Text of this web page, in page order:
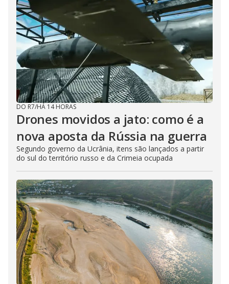
DO R7/HÁ 14 HORAS
Drones movidos a jato: como é a
nova aposta da Rússia na guerra
Segundo governo da Ucrânia, itens são lançados a partir
do sul do território russo e da Crimeia ocupada